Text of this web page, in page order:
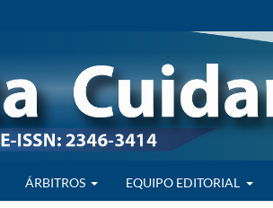
ÁRBITROS EQUIPO EDITORIAL